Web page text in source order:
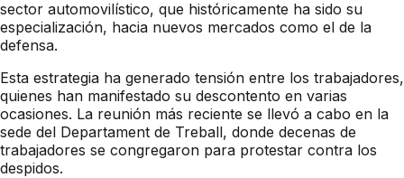
sector automovilístico, que históricamente ha sido su
especialización, hacia nuevos mercados como el de la
defensa.
Esta estrategia ha generado tensión entre los trabajadores,
quienes han manifestado su descontento en varias
ocasiones. La reunión más reciente se llevó a cabo en la
sede del Departament de Treball, donde decenas de
trabajadores se congregaron para protestar contra los
despidos.